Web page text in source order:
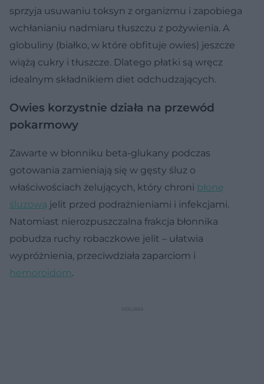
sprzyja usuwaniu toksyn z organizmu i zapobiega
wchłanianiu nadmiaru tłuszczu z pożywienia. A
globuliny (białko, w które obfituje owies) jeszcze
wiążą cukry i tłuszcze. Dlatego płatki są wręcz
idealnym składnikiem diet odchudzających.
Owies korzystnie działa na przewód
pokarmowy
Zawarte w błonniku beta-glukany podczas
gotowania zamieniają się w gęsty śluz o
właściwościach żelujących, który chroni błonę
śluzową jelit przed podrażnieniami i infekcjami.
Natomiast nierozpuszczalna frakcja błonnika
pobudza ruchy robaczkowe jelit – ułatwia
wypróżnienia, przeciwdziała zaparciom i
hemoroidom.